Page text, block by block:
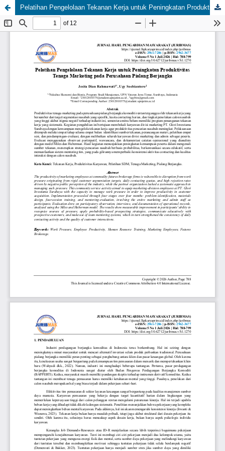
Pelatihan Pengelolaan Tekanan Kerja untuk Peningkatan Produktivitas Tenaga Marketing pada Perusahaan Pialang Berjangka